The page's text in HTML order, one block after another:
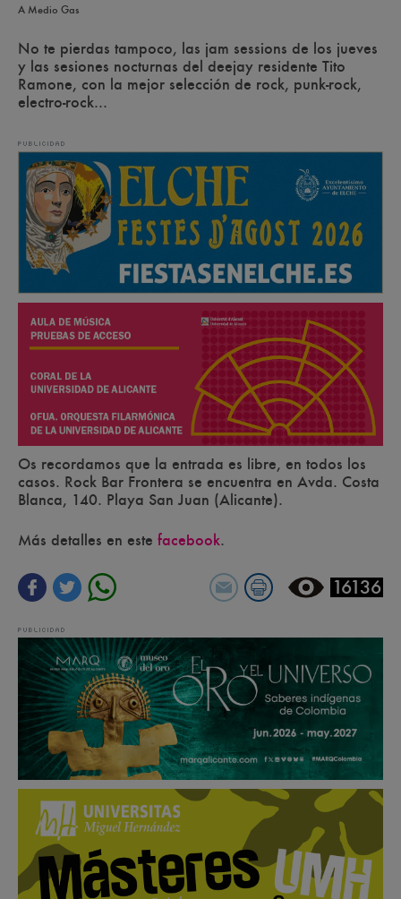
A Medio Gas
No te pierdas tampoco, las jam sessions de los jueves
y las sesiones nocturnas del deejay residente Tito
Ramone, con la mejor selección de rock, punk-rock,
electro-rock...
Os recordamos que la entrada es libre, en todos los
casos. Rock Bar Frontera se encuentra en Avda. Costa
Blanca, 140. Playa San Juan (Alicante).
Más detalles en este facebook.
16136